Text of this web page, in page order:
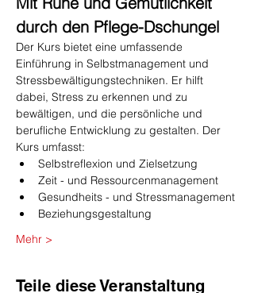
durch den Pflege-Dschungel
Der Kurs bietet eine umfassende
Einführung in Selbstmanagement und
Stressbewältigungstechniken. Er hilft
dabei, Stress zu erkennen und zu
bewältigen, und die persönliche und
berufliche Entwicklung zu gestalten. Der
Kurs umfasst:
Selbstreflexion und Zielsetzung
Zeit - und Ressourcenmanagement
Gesundheits - und Stressmanagement
Beziehungsgestaltung
Mehr >
Teile diese Veranstaltung